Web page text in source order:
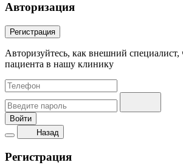
Авторизация
Регистрация
Авторизуйтесь, как внешний специалист,
пациента в нашу клинику
Войти
Назад
Регистрация